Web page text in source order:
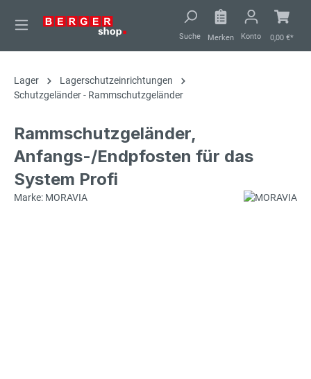
springen
Suche Merken Konto 0,00 €*
Lager
Lagerschutzeinrichtungen
Schutzgeländer - Rammschutzgeländer
Rammschutzgeländer,
Anfangs-/Endpfosten für das
System Profi
Marke: MORAVIA